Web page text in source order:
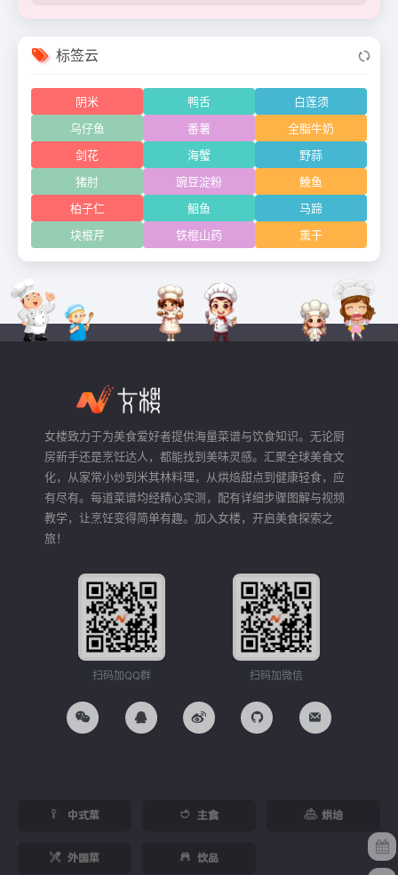
标签云
阴米 鸭舌
白莲须
乌仔鱼
番薯
全脂牛奶
剑花
海蟹
野蒜
猪肘
豌豆淀粉
鮸鱼
柏子仁
鮰鱼
马蹄
块根芹
铁棍山药 熏干
女楼致力于为美食爱好者提供海量菜谱与饮食知识。无论厨
房新手还是烹饪达人，都能找到美味灵感。汇聚全球美食文
化，从家常小炒到米其林料理，从烘焙甜点到健康轻食，应
有尽有。每道菜谱均经精心实测，配有详细步骤图解与视频
教学，让烹饪变得简单有趣。加入女楼，开启美食探索之
旅！
扫码加QQ群 扫码加微信
中式菜 主食 烘培
外国菜 饮品